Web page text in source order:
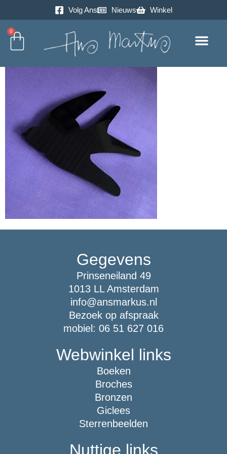
Volg Ans Nieuws Winkel
0
Gegevens
Prinseneiland 49
1013 LL Amsterdam
info@ansmarkus.nl
Bezoek op afspraak
mobiel: 06 51 627 016
Webwinkel links
Boeken
Broches
Bronzen
Giclees
Sterrenbeelden
Nuttige links